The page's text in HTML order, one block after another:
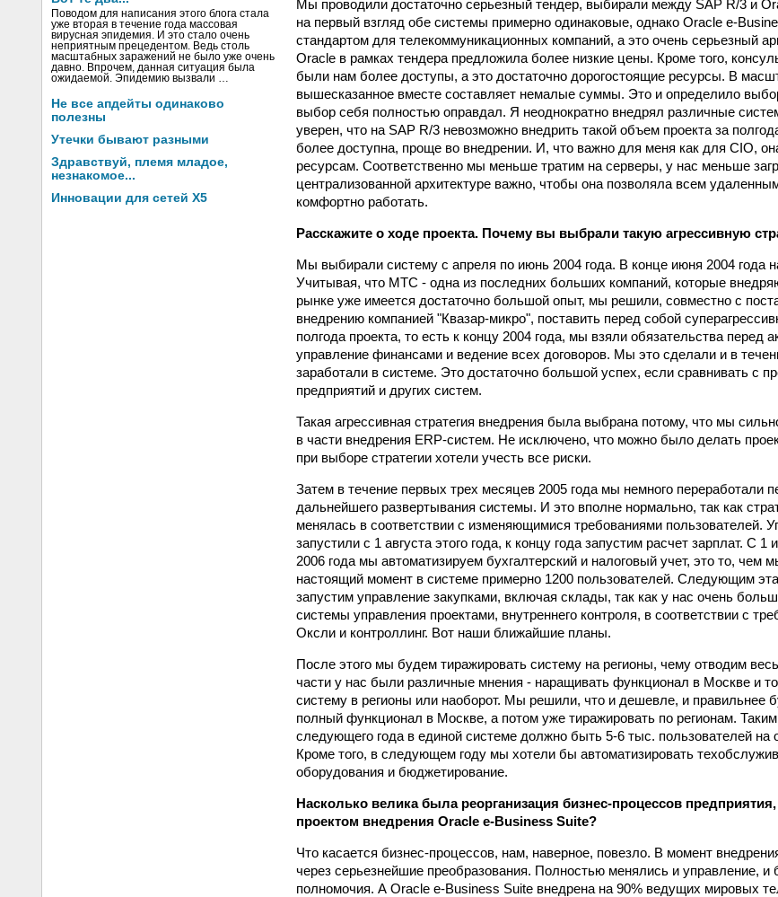
Поводом для написания этого блога стала
уже вторая в течение года массовая
вирусная эпидемия. И это стало очень
неприятным прецедентом. Ведь столь
масштабных заражений не было уже очень
давно. Впрочем, данная ситуация была
ожидаемой. Эпидемию вызвали …
Не все апдейты одинаково
полезны
Утечки бывают разными
Здравствуй, племя младое,
незнакомое...
Инновации для сетей X5
Мы проводили достаточно серьезный тендер, выбирали между SAP R/3 и
на первый взгляд обе системы примерно одинаковые, однако Oracle e-
стандартом для телекоммуникационных компаний, а это очень серьезный
Oracle в рамках тендера предложила более низкие цены. Кроме того,
были нам более доступы, а это достаточно дорогостоящие ресурсы. В
вышесказанное вместе составляет немалые суммы. Это и определило
выбор себя полностью оправдал. Я неоднократно внедрял различные
уверен, что на SAP R/3 невозможно внедрить такой объем проекта за
более доступна, проще во внедрении. И, что важно для меня как для CIO,
ресурсам. Соответственно мы меньше тратим на серверы, у нас меньше
централизованной архитектуре важно, чтобы она позволяла всем
комфортно работать.
Расскажите о ходе проекта. Почему вы выбрали такую агрессивную
Мы выбирали систему с апреля по июнь 2004 года. В конце июня 2004 года
Учитывая, что МТС - одна из последних больших компаний, которые
рынке уже имеется достаточно большой опыт, мы решили, совместно с
внедрению компанией "Квазар-микро", поставить перед собой
полгода проекта, то есть к концу 2004 года, мы взяли обязательства перед
управление финансами и ведение всех договоров. Мы это сделали и в
заработали в системе. Это достаточно большой успех, если сравнивать с
предприятий и других систем.
Такая агрессивная стратегия внедрения была выбрана потому, что мы
в части внедрения ERP-систем. Не исключено, что можно было делать
при выборе стратегии хотели учесть все риски.
Затем в течение первых трех месяцев 2005 года мы немного переработали
дальнейшего развертывания системы. И это вполне нормально, так как
менялась в соответствии с изменяющимися требованиями пользователей.
запустили с 1 августа этого года, к концу года запустим расчет зарплат. С 1
2006 года мы автоматизируем бухгалтерский и налоговый учет, это то, чем
настоящий момент в системе примерно 1200 пользователей. Следующим
запустим управление закупками, включая склады, так как у нас очень
системы управления проектами, внутреннего контроля, в соответствии с
Оксли и контроллинг. Вот наши ближайшие планы.
После этого мы будем тиражировать систему на регионы, чему отводим
части у нас были различные мнения - наращивать функционал в Москве и
систему в регионы или наоборот. Мы решили, что и дешевле, и правильнее
полный функционал в Москве, а потом уже тиражировать по регионам.
следующего года в единой системе должно быть 5-6 тыс. пользователей на
Кроме того, в следующем году мы хотели бы автоматизировать
оборудования и бюджетирование.
Насколько велика была реорганизация бизнес-процессов
проектом внедрения Oracle e-Business Suite?
Что касается бизнес-процессов, нам, наверное, повезло. В момент
через серьезнейшие преобразования. Полностью менялись и управление, и
полномочия. А Oracle e-Business Suite внедрена на 90% ведущих мировых